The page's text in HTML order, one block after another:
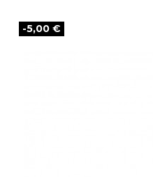
-5,00 €